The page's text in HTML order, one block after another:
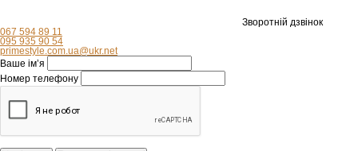
Зворотній дзвінок
067 594 89 11
095 935 90 54
primestyle.com.ua@ukr.net
Ваше ім’я
Номер телефону